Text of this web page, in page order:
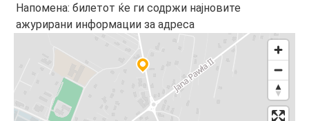
Напомена: билетот ќе ги содржи најновите
ажурирани информации за адреса